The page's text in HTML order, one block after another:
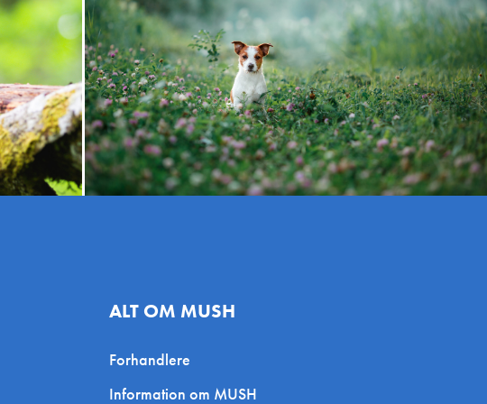
København, Danmark
4Benede Venner
Amagerbrogade 13, 2300
København S, Danmark
Miljøfoder A/S
Rømersvej 3, 7430 Ikast,
Danmark
PetsPerfect
Kliplev Erhvervspark 38, 6200
Aabenraa, Danmark
Chew Chew ApS
Strandvænget 1, 2791 Dragør,
Danmark
Snertinge, Danmark
ALT OM MUSH
Forhandlere
Information om MUSH